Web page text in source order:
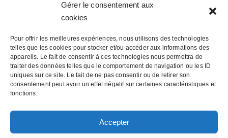
Gérer le consentement aux
cookies
Pour offrir les meilleures expériences, nous utilisons des technologies
telles que les cookies pour stocker et/ou accéder aux informations des
appareils. Le fait de consentir à ces technologies nous permettra de
traiter des données telles que le comportement de navigation ou les ID
uniques sur ce site. Le fait de ne pas consentir ou de retirer son
consentement peut avoir un effet négatif sur certaines caractéristiques et
fonctions.
Accepter
022 575 21 21
info@aveo-finance.ch
© 2026 - Avada Accountant - Powered by